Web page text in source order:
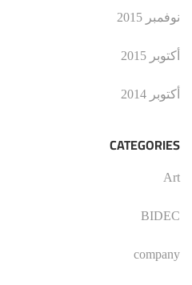
نوفمبر 2015
أكتوبر 2015
أكتوبر 2014
CATEGORIES
Art
BIDEC
company